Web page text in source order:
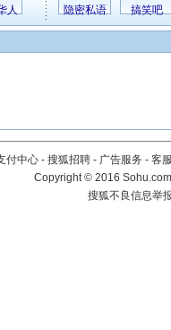
人 隐密私语 搞笑吧
付中心 - 搜狐招聘 - 广告服务 - 客
Copyright©2016
搜狐不良信息举